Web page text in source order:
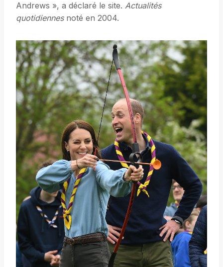
Andrews », a déclaré le site. Actualités
quotidiennesnoté en 2004.